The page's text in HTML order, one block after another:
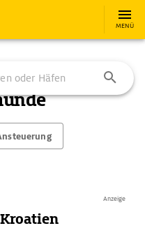
MENÜ
Anzeige